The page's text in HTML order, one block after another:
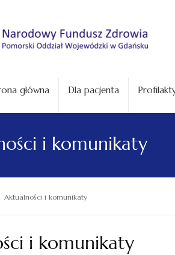
główna Dla pacjenta
i komunikaty
Aktualności i komunikaty
i komunikaty